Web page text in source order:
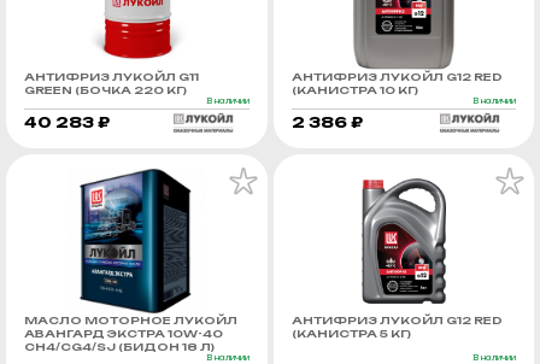
АНТИФРИЗ ЛУКОЙЛ G11
GREEN (БОЧКА 220 КГ)
В наличии
40 283 ₽
АНТИФРИЗ ЛУКОЙЛ G12 RED
(КАНИСТРА 10 КГ)
В наличии
2 386 ₽
МАСЛО МОТОРНОЕ ЛУКОЙЛ
АВАНГАРД ЭКСТРА 10W-40
CH4/CG4/SJ (БИДОН 18 Л)
В наличии
АНТИФРИЗ ЛУКОЙЛ G12 RED
(КАНИСТРА 5 КГ)
В наличии